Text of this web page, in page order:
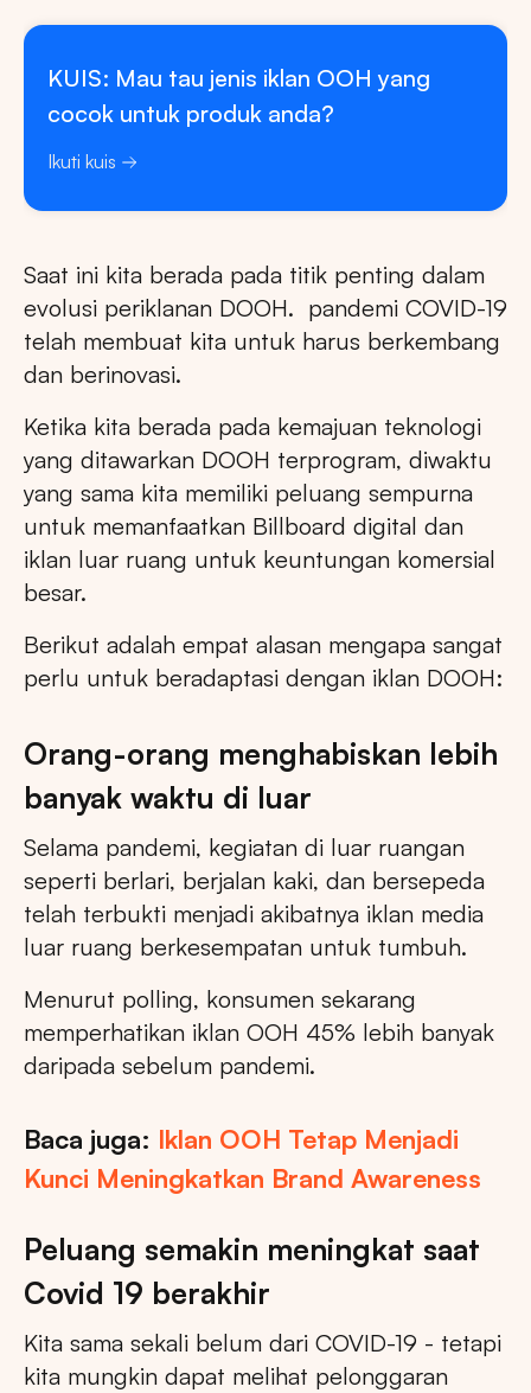
KUIS: Mau tau jenis iklan OOH yang
cocok untuk produk anda?
Ikuti kuis
Saat ini kita berada pada titik penting dalam
evolusi periklanan DOOH. pandemi COVID-19
telah membuat kita untuk harus berkembang
dan berinovasi.
Ketika kita berada pada kemajuan teknologi
yang ditawarkan DOOH terprogram, diwaktu
yang sama kita memiliki peluang sempurna
untuk memanfaatkan Billboard digital dan
iklan luar ruang untuk keuntungan komersial
besar.
Berikut adalah empat alasan mengapa sangat
perlu untuk beradaptasi dengan iklan DOOH:
Orang-orang menghabiskan lebih
banyak waktu di luar
Selama pandemi, kegiatan di luar ruangan
seperti berlari, berjalan kaki, dan bersepeda
telah terbukti menjadi akibatnya iklan media
luar ruang berkesempatan untuk tumbuh.
Menurut polling, konsumen sekarang
memperhatikan iklan OOH 45% lebih banyak
daripada sebelum pandemi.
Baca juga: Iklan OOH Tetap Menjadi
Kunci Meningkatkan Brand Awareness
Peluang semakin meningkat saat
Covid 19 berakhir
Kita sama sekali belum dari COVID-19 - tetapi
kita mungkin dapat melihat pelonggaran